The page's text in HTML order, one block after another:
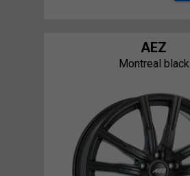
AEZ
Montreal black